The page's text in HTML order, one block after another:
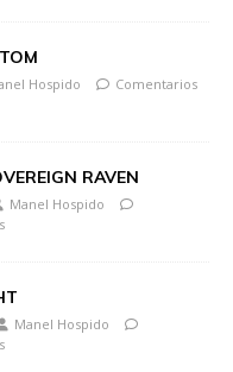
Hospido
Comentarios
RAVEN
Manel Hospido
Manel Hospido